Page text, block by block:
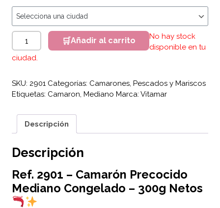
Camarón Precocido Mediano – 300g Netos cantidad
Añadir al carrito
No hay stock
disponible en tu
ciudad.
SKU: 2901 Categorías: Camarones, Pescados y Mariscos
Etiquetas: Camaron, Mediano Marca: Vitamar
Descripción
Descripción
Ref. 2901 – Camarón Precocido
Mediano Congelado – 300g Netos